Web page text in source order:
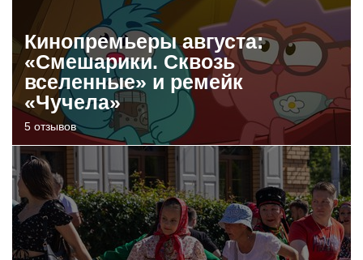
Кинопремьеры августа:
«Смешарики. Сквозь
вселенные» и ремейк
«Чучела»
5 отзывов